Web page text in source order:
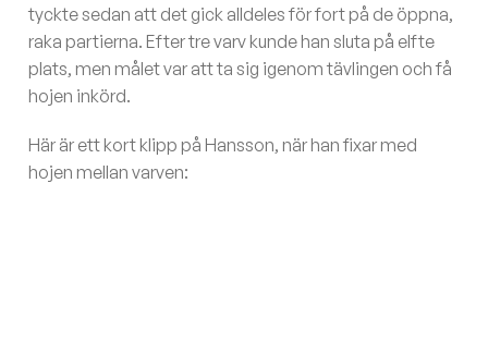
tyckte sedan att det gick alldeles för fort på de öppna,
raka partierna. Efter tre varv kunde han sluta på elfte
plats, men målet var att ta sig igenom tävlingen och få
hojen inkörd.
Här är ett kort klipp på Hansson, när han fixar med
hojen mellan varven: